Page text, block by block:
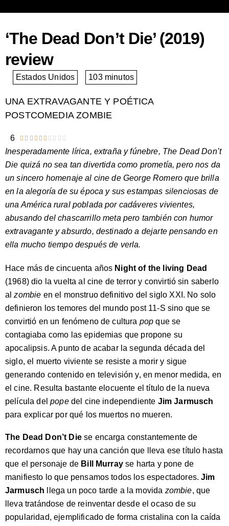
‘The Dead Don’t Die’ (2019)
review
Estados Unidos 103 minutos
UNA EXTRAVAGANTE Y POÉTICA
POSTCOMEDIA ZOMBIE
6          Valorado
con
6
de
10
Inesperadamente lírica, extraña y fúnebre, The Dead Don’t
Die quizá no sea tan divertida como prometía, pero nos da
un sincero homenaje al cine de George Romero que brilla
en la alegoría de su época y sus estampas silenciosas de
una América rural poblada por cadáveres vivientes,
abusando del chascarrillo meta pero también con humor
extravagante y absurdo, destinado a dejarte pensando en
ella mucho tiempo después de verla.
Hace más de cincuenta años Night of the living Dead
(1968) dio la vuelta al cine de terror y convirtió sin saberlo
alzombie en el monstruo definitivo del siglo XXI. No solo
definieron los temores del mundo post 11-S sino que se
convirtió en un fenómeno de cultura pop que se
contagiaba como las epidemias que propone su
apocalipsis. A punto de acabar la segunda década del
siglo, el muerto viviente se resiste a morir y sigue
generando contenido en televisión y, en menor medida, en
el cine. Resulta bastante elocuente el título de la nueva
película delpopedel cine independiente Jim Jarmusch
para explicar por qué los muertos no mueren.
The Dead Don’t Diese encarga constantemente de
recordarnos que hay una canción que lleva ese título hasta
que el personaje de Bill Murrayse harta y pone de
manifiesto lo que pensamos todos los espectadores.Jim
Jarmusch llega un poco tarde a la movida zombie, que
lleva tratándose de reinventar desde el ocaso de su
popularidad, ejemplificado de forma cristalina con la caída